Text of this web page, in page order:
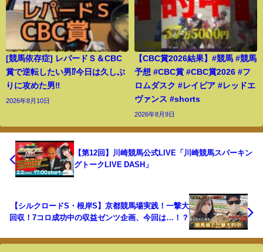
[競馬依存症] レパードＳ＆CBC
賞で逆転したい男⁉️今日は久しぶ
りに攻めた男‼️
2026年8月10日
【CBC賞2026結果】#競馬 #競馬
予想 #CBC賞 #CBC賞2026 #フ
ロムダスク #レイピア #レッドエ
ヴァンス #shorts
2026年8月9日
【第12回】川崎競馬公式LIVE「川崎競馬スパーキン
グトークLIVE DASH」
【シルクロードS・根岸S】京都競馬場実践！一撃大
回収！7コロ成功中の収益ゼンツ企画、今回は…！？